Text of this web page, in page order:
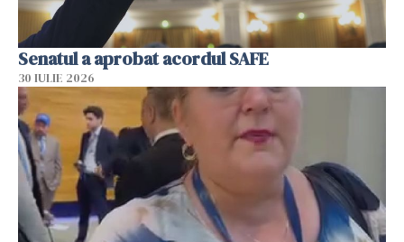
Senatul a aprobat acordul SAFE
30 IULIE 2026